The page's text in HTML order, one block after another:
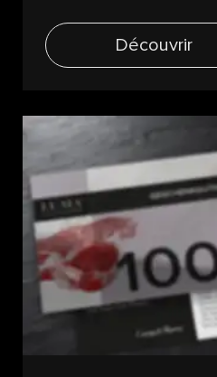
Découvrir